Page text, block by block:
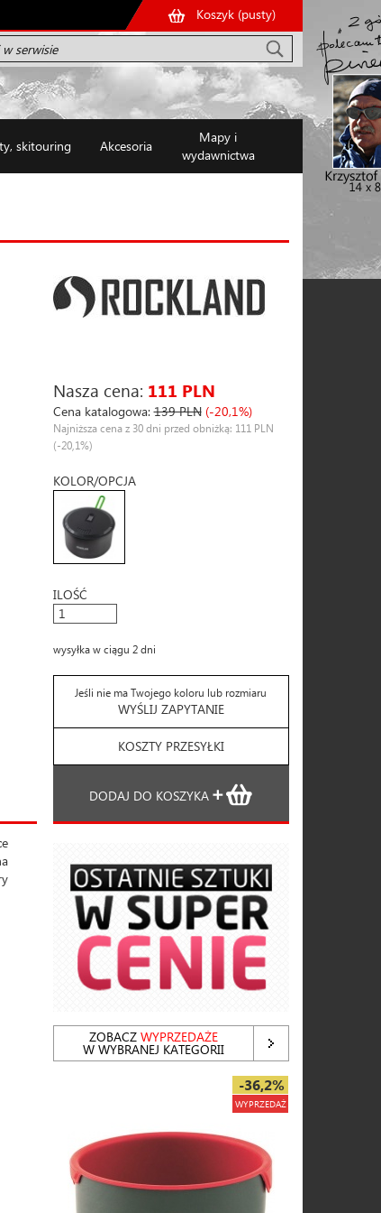
Koszyk (pusty)
skitouring Akcesoria
Mapy i
wydawnictwa
Nasza cena: 111 PLN
Cena katalogowa:139 PLN (-20,1%)
Najniższa cena z 30 dni przed obniżką: 111 PLN
(-20,1%)
KOLOR/OPCJA
ILOŚĆ
wysyłka w ciągu 2 dni
Jeśli nie ma Twojego koloru lub rozmiaru
WYŚLIJ ZAPYTANIE
KOSZTY PRZESYŁKI
DODAJ DO KOSZYKA
ZOBACZ WYPRZEDAŻE
W WYBRANEJ KATEGORII
-36,2%
WYPRZEDAŻ